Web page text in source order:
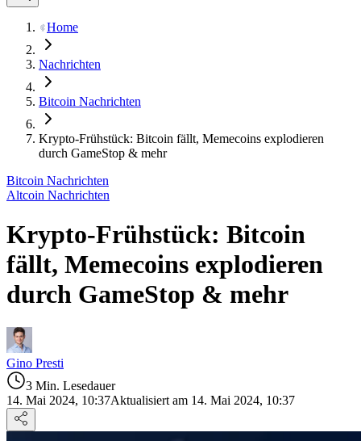
Home
Nachrichten
Bitcoin Nachrichten
Krypto-Frühstück: Bitcoin fällt, Memecoins explodieren
durch GameStop & mehr
Bitcoin Nachrichten
Altcoin Nachrichten
Krypto-Frühstück: Bitcoin
fällt, Memecoins explodieren
durch GameStop & mehr
Gino Presti
3 Min. Lesedauer
14. Mai 2024, 10:37Aktualisiert am 14. Mai 2024, 10:37